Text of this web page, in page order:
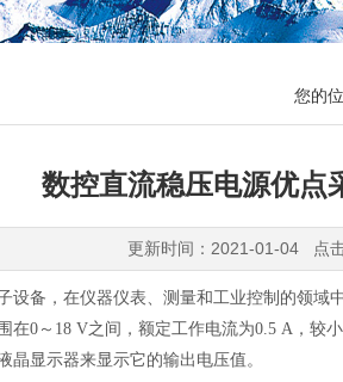
您的
数控直流稳压电源优点
更新时间：2021-01-04 点
设备，在仪器仪表、测量和工业控制的领域
在0～18 V之间，额定工作电流为0.5 A，
晶显示器来显示它的输出电压值。